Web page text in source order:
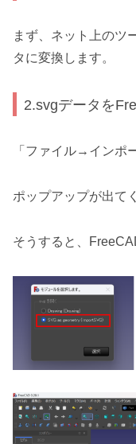
まず、ネット上のツ
タに変換します。
2.svgデータを
「ファイル→インポ
ポップアップが出て
そうすると、